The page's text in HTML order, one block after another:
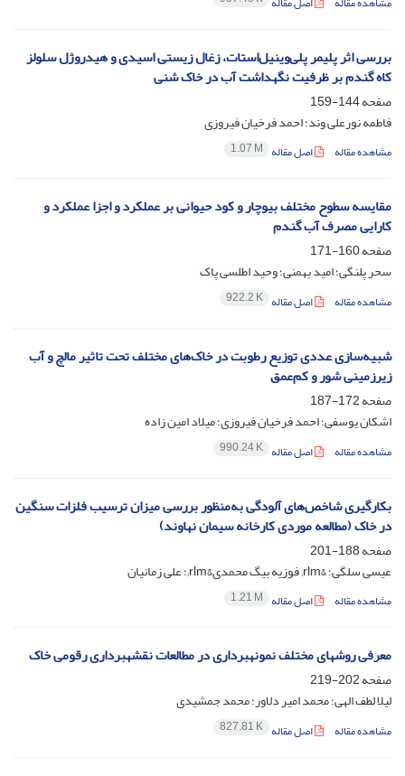
بررسی اثر پلیمر پلی‌وینیل‌استات، زغال زیستی اسیدی و هیدروژل سلولز
کاه گندم بر ظرفیت نگهداشت آب در خاک شنی
صفحه144-159
فاطمه نورعلی وند؛ احمد فرخیان فیروزی
مشاهده مقاله اصل مقاله 1.07 M
مقایسه سطوح مختلف بیوچار و کود حیوانی بر عملکرد و اجزا عملکرد و
کارایی مصرف آب گندم
صفحه160-171
سحر پلنگی؛ امید بهمنی؛ وحید اطلسی پاک
مشاهده مقاله اصل مقاله 922.2 K
شبیه‌سازی عددی توزیع رطوبت در خاک‌های مختلف تحت تاثیر مالچ و آب
زیرزمینی شور و کم‌عمق
صفحه172-187
اشکان یوسفی؛ احمد فرخیان فیروزی؛ میلاد امین زاده
مشاهده مقاله اصل مقاله 990.24 K
بکارگیری شاخص‌های آلودگی به‌منظور بررسی میزان ترسیب فلزات سنگین
در خاک (مطالعه موردی کارخانه‌ سیمان نهاوند)‏
صفحه188-201
عیسی سلگی؛ &rlm; فوزیه بیگ محمدی&rlm;؛ علی زمانیان
مشاهده مقاله اصل مقاله 1.21 M
معرفی روش‎های مختلف نمونه‎برداری در مطالعات نقشه‎برداری رقومی خاک
صفحه202-219
لیلا لطف الهی؛ محمد امیر دلاور؛ محمد جمشیدی
مشاهده مقاله اصل مقاله 827.81 K